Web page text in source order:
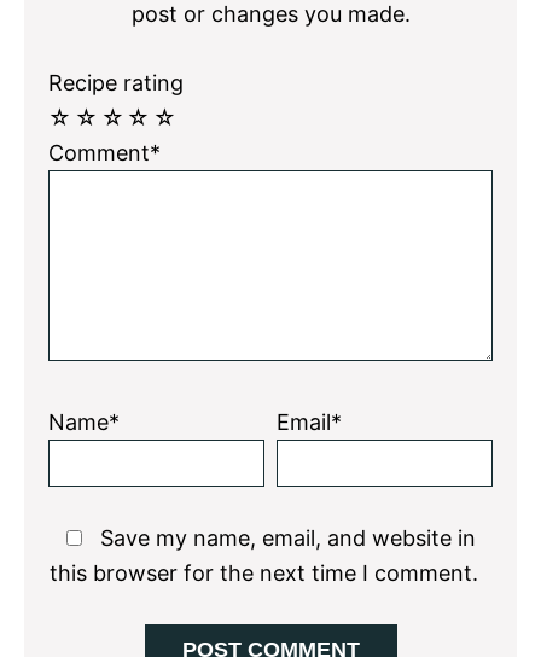
post or changes you made.
Recipe rating
☆
☆
☆
☆
☆
Comment*
Name* Email*
Save my name, email, and website in
this browser for the next time I comment.